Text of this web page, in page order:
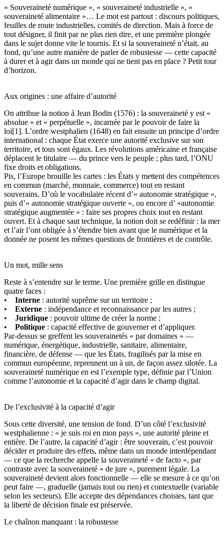
« Souveraineté numérique », « souveraineté industrielle », «
souveraineté alimentaire »… Le mot est partout : discours politiques,
feuilles de route industrielles, comités de direction. Mais à force de
tout désigner, il finit par ne plus rien dire, et une première plongée
dans le sujet donne vite le tournis. Et si la souveraineté n’était, au
fond, qu’une autre manière de parler de robustesse — cette capacité
à durer et à agir dans un monde qui ne tient pas en place ? Petit tour
d’horizon.
Aux origines : une affaire d’autorité
On attribue la notion à Jean Bodin (1576) : la souveraineté y est «
absolue » et « perpétuelle », incarnée par le pouvoir de faire la
loi[1]. L’ordre westphalien (1648) en fait ensuite un principe d’ordre
international : chaque État exerce une autorité exclusive sur son
territoire, et tous sont égaux. Les révolutions américaine et française
déplacent le titulaire — du prince vers le peuple ; plus tard, l’ONU
fixe droits et obligations.
Pis, l’Europe brouille les cartes : les États y mettent des compétences
en commun (marché, monnaie, commerce) tout en restant
souverains. D’où le vocabulaire récent d’« autonomie stratégique »,
puis d’« autonomie stratégique ouverte », ou encore d’ »autonomie
stratégique augmentée » : faire ses propres choix tout en restant
ouvert. Et à chaque saut technique, la notion doit se redéfinir : la mer
et l’air l’ont obligée à s’étendre bien avant que le numérique et la
donnée ne posent les mêmes questions de frontières et de contrôle.
Un mot, mille sens
Reste à s’entendre sur le terme. Une première grille en distingue
quatre faces :
• Interne : autorité suprême sur un territoire ;
• Externe : indépendance et reconnaissance par les autres ;
• Juridique : pouvoir ultime de créer la norme ;
• Politique : capacité effective de gouverner et d’appliquer.
Par-dessus se greffent les souverainetés « par domaines » —
numérique, énergétique, industrielle, sanitaire, alimentaire,
financière, de défense — que les États, fragilisés par la mise en
commun européenne, reprennent un à un, de façon assez silotée. La
souveraineté numérique en est l’exemple type, définie par l’Union
comme l’autonomie et la capacité d’agir dans le champ digital.
De l’exclusivité à la capacité d’agir
Sous cette diversité, une tension de fond. D’un côté l’exclusivité
westphalienne : « je suis roi en mon pays », une autorité pleine et
entière. De l’autre, la capacité d’agir : être souverain, c’est pouvoir
décider et produire des effets, même dans un monde interdépendant
— ce que la recherche appelle la souveraineté « de facto », par
contraste avec la souveraineté « de jure », purement légale. La
souveraineté devient alors fonctionnelle — elle se mesure à ce qu’on
peut faire —, graduelle (jamais tout ou rien) et contextuelle (variable
selon les secteurs). Elle accepte des dépendances choisies, tant que
la liberté de décision finale est préservée.
Le chaînon manquant : la robustesse